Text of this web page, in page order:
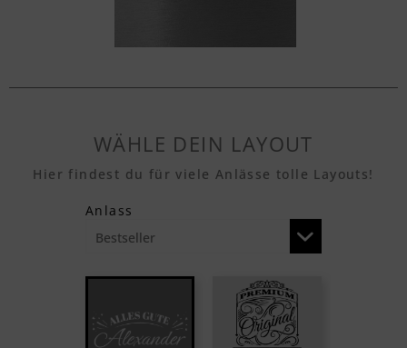
WÄHLE DEIN LAYOUT
Hier findest du für viele Anlässe tolle Layouts!
Anlass